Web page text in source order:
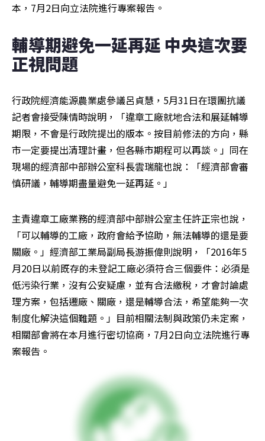
本，7月2日向立法院進行專案報告。
輔導期避免一延再延 中央這次要
正視問題
行政院經濟能源農業處參議呂貞慧，5月31日在環團抗議
記者會接受陳情時說明，「違章工廠就地合法和展延輔導
期限，不會是行政院提出的版本。按目前修法的方向，縣
市一定要提出清理計畫，但各縣市期程可以再談。」同在
現場的經濟部中部辦公室科長雲瑞龍也說：「經濟部會審
慎研議，輔導期盡量避免一延再延。」
主責違章工廠業務的經濟部中部辦公室主任許正宗也說，
「可以輔導的工廠，政府會給予協助，無法輔導的還是要
關廠。」經濟部工業局副局長游振偉則說明，「2016年5
月20日以前既存的未登記工廠必須符合三個要件：必須是
低污染行業，沒有公安疑慮，並有合法繳稅，才會討論處
理方案，包括遷廠、關廠，還是輔導合法，希望能夠一次
制度化解決這個難題。」目前相關法制與政策仍未定案，
相關部會將在本月進行密切協商，7月2日向立法院進行專
案報告。